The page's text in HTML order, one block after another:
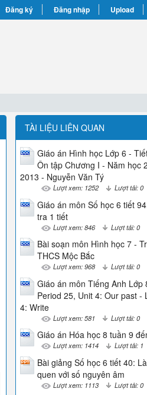
Đăng ký Đăng nhập Upload
TÀI LIỆU LIÊN QUAN
Giáo án Hình học Lớp 6 -
Ôn tập Chương I - Năm học
2013 - Nguyễn Văn Tý
Lượt xem: 1252 Lượt tải: 0
Giáo án môn Số học 6 tiết
tra 1 tiết
Lượt xem: 846 Lượt tải: 0
Bài soạn môn Hình học 7 -
THCS Mộc Bắc
Lượt xem: 968 Lượt tải: 0
Giáo án môn Tiếng Anh Lớp
Period 25, Unit 4: Our past -
4: Write
Lượt xem: 581 Lượt tải: 0
Giáo án Hóa học 8 tuần 9
Lượt xem: 1414 Lượt tải: 1
Bài giảng Số học 6 tiết 40:
quen với số nguyên âm
Lượt xem: 1113 Lượt tải: 0